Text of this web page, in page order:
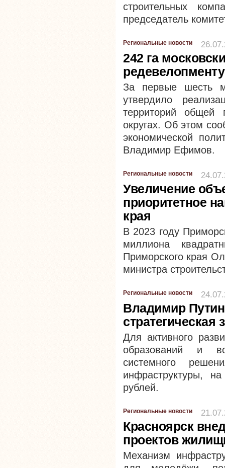
строительных
председатель
Региональные новости
242 га
редевелопменту
За первые шесть
утвердило
территорий
округах. Об этом
экономической
Владимир Ефимов.
Региональные новости
Увеличение
приоритетное
края
В 2023 году
миллиона
Приморского края
министра
Региональные новости
Владимир
стратегическая
Для активного
образований и
системного
инфраструктуры,
рублей.
Региональные новости
Красноярск
проектов
Механизм